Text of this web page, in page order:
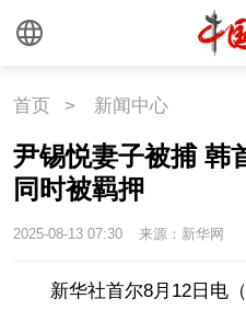
国情
海洋
联盟
首页 > 新闻中心
尹锡悦妻子被捕 韩
同时被羁押
2025-08-13 07:30 来源：新华网
新华社首尔8月12日电